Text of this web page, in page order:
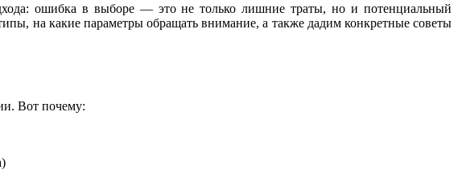
ошибка в выборе — это не только лишние траты, но и потенциальный
на какие параметры обращать внимание, а также дадим конкретные советы
Вот почему: